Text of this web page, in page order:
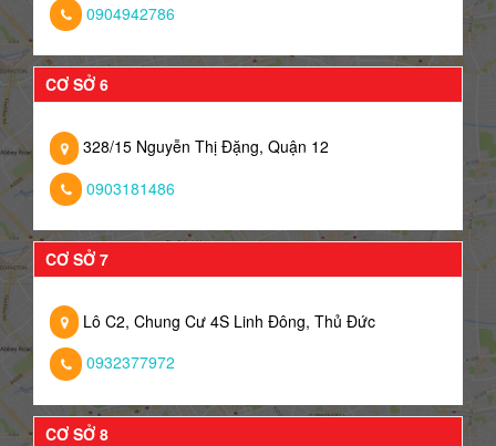
0904942786
CƠ SỞ 6
328/15 Nguyễn Thị Đặng, Quận 12
0903181486
CƠ SỞ 7
Lô C2, Chung Cư 4S Linh Đông, Thủ Đức
0932377972
CƠ SỞ 8